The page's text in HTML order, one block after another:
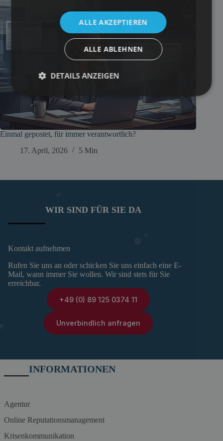
Einmal gepostet, für immer verantwortlich?
17. April, 2026
5 Min
WIR SIND FÜR SIE DA
Kontakt aufnehmen
Rufen Sie uns an oder schicken Sie uns einfach eine E-
Mail, wann immer Sie wollen. Wir sind stets für Sie
erreichbar.
+49 (0) 89 125 0374 11
Unverbindlich anfragen
INFORMATIONEN
Agentur
Online Reputationsmanagement
Krisenkommunikation
ALLE AKZEPTIEREN
ALLE ABLEHNEN
DETAILS ANZEIGEN